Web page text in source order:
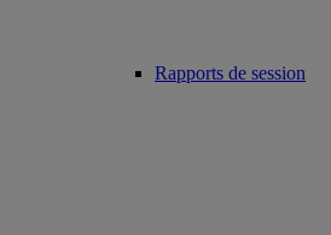
Rapports de session